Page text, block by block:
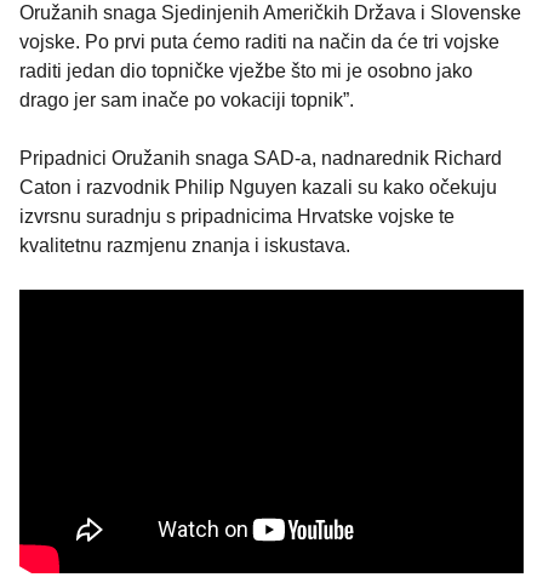
Oružanih snaga Sjedinjenih Američkih Država i Slovenske
vojske. Po prvi puta ćemo raditi na način da će tri vojske
raditi jedan dio topničke vježbe što mi je osobno jako
drago jer sam inače po vokaciji topnik”.
Pripadnici Oružanih snaga SAD-a, nadnarednik Richard
Caton i razvodnik Philip Nguyen kazali su kako očekuju
izvrsnu suradnju s pripadnicima Hrvatske vojske te
kvalitetnu razmjenu znanja i iskustava.